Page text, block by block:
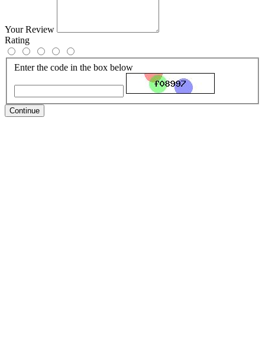
Your Review
Rating
Enter the code in the box below
Continue